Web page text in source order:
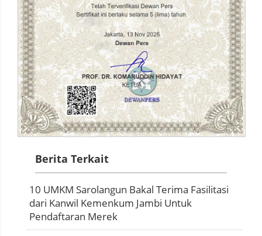
Berita Terkait
10 UMKM Sarolangun Bakal Terima Fasilitasi
dari Kanwil Kemenkum Jambi Untuk
Pendaftaran Merek